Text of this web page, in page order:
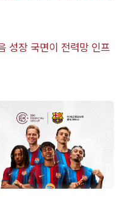
성장 국면이 전력망 인프